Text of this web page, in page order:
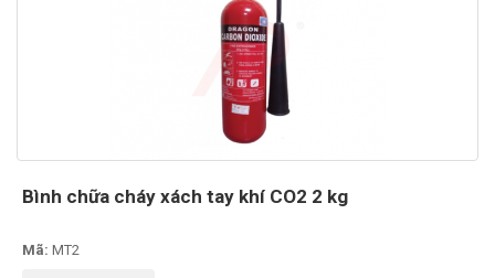
Bình chữa cháy xách tay khí CO2 2 kg
Mã: MT2